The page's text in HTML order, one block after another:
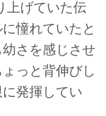
上げていた伝
憧れていたと
さを感じさせ
っと背伸びし
発揮してい